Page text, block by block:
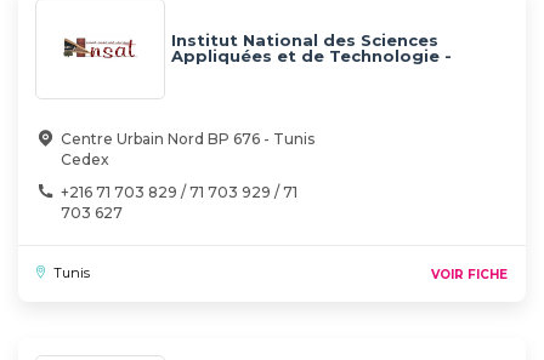
Institut National des Sciences
Appliquées et de Technologie -
Centre Urbain Nord BP 676 - Tunis
Cedex
+216 71 703 829 / 71 703 929 / 71
703 627
Tunis VOIR FICHE